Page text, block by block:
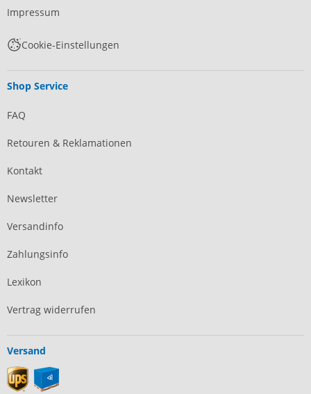
Impressum
Cookie-Einstellungen
Shop Service
FAQ
Retouren & Reklamationen
Kontakt
Newsletter
Versandinfo
Zahlungsinfo
Lexikon
Vertrag widerrufen
Versand